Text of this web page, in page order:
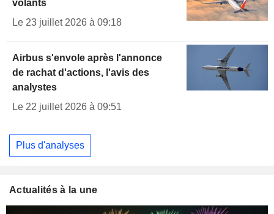
volants
Le 23 juillet 2026 à 09:18
Airbus s'envole après l'annonce
de rachat d'actions, l'avis des
analystes
Le 22 juillet 2026 à 09:51
Plus d'analyses
Actualités à la une